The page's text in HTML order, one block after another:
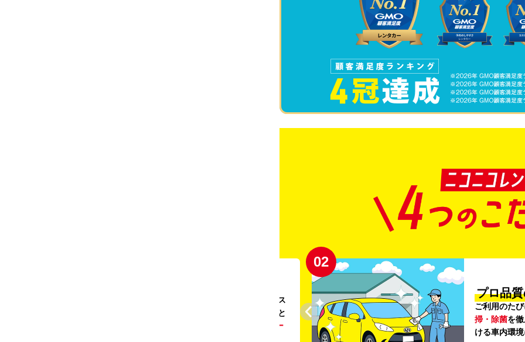
。ガソリンス
タンドや整備工場の既存インフラを活用すること
リー
02
プロ品
ご利用のた
掃・除菌を
ける車内環